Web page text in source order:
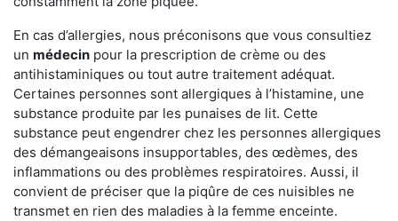
En cas d’allergies, nous préconisons que vous consultiez
un médecin pour la prescription de crème ou des
antihistaminiques ou tout autre traitement adéquat.
Certaines personnes sont allergiques à l’histamine, une
substance produite par les punaises de lit. Cette
substance peut engendrer chez les personnes allergiques
des démangeaisons insupportables, des œdèmes, des
inflammations ou des problèmes respiratoires. Aussi, il
convient de préciser que la piqûre de ces nuisibles ne
transmet en rien des maladies à la femme enceinte.